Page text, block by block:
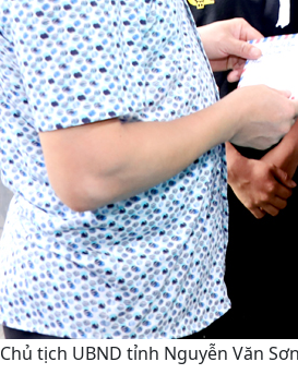
Chủ tịch UBND tỉnh Nguyễn Văn